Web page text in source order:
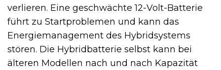
verlieren. Eine geschwächte 12-Volt-Batterie
führt zu Startproblemen und kann das
Energiemanagement des Hybridsystems
stören. Die Hybridbatterie selbst kann bei
älteren Modellen nach und nach Kapazität